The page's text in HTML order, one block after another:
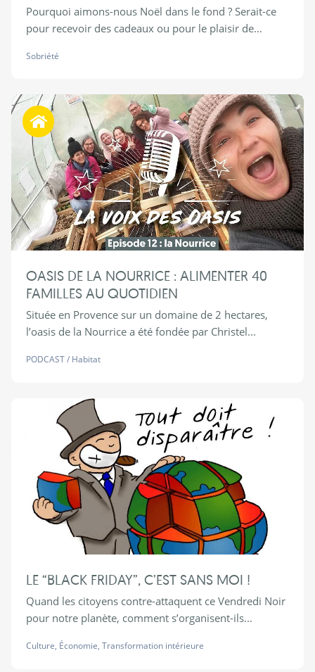
Pourquoi aimons-nous Noël dans le fond ? Serait-ce
pour recevoir des cadeaux ou pour le plaisir de...
Sobriété
Habiter autrement
OASIS DE LA NOURRICE : ALIMENTER 40
FAMILLES AU QUOTIDIEN
Située en Provence sur un domaine de 2 hectares,
l’oasis de la Nourrice a été fondée par Christel...
PODCAST/ Habitat
LE “BLACK FRIDAY”, C’EST SANS MOI !
Quand les citoyens contre-attaquent ce Vendredi Noir
pour notre planète, comment s’organisent-ils...
Culture, Économie, Transformation intérieure